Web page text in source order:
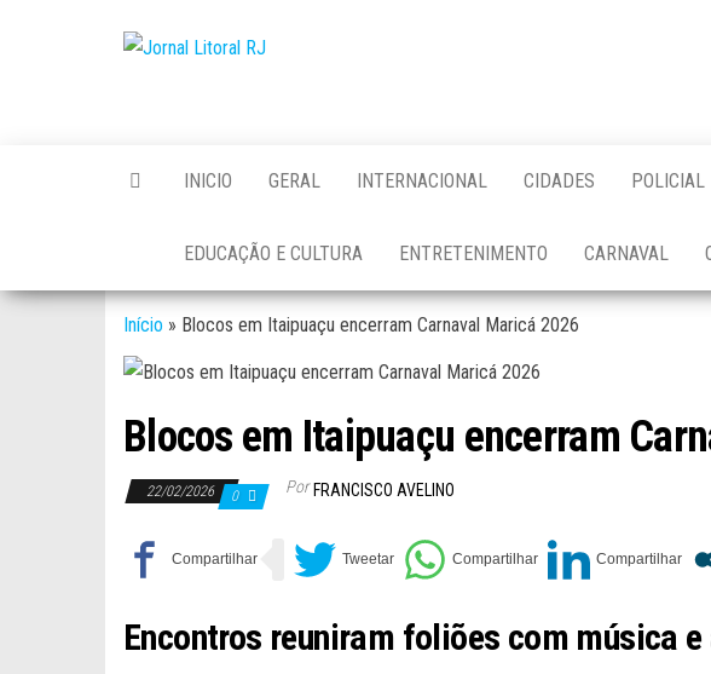
INICIO GERAL INTERNACIONAL CIDADES POLICIAL
EDUCAÇÃO E CULTURA ENTRETENIMENTO CARNAVAL
Início » Blocos em Itaipuaçu encerram Carnaval Maricá 2026
Blocos em Itaipuaçu encerram
22/02/2026 0 Por FRANCISCO AVELINO
Encontros reuniram foliões com música